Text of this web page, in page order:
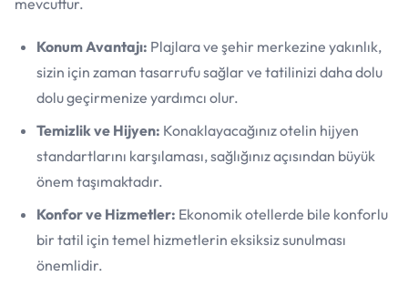
mevcuttur.
Konum Avantajı: Plajlara ve şehir merkezine yakınlık,
sizin için zaman tasarrufu sağlar ve tatilinizi daha dolu
dolu geçirmenize yardımcı olur.
Temizlik ve Hijyen: Konaklayacağınız otelin hijyen
standartlarını karşılaması, sağlığınız açısından büyük
önem taşımaktadır.
Konfor ve Hizmetler: Ekonomik otellerde bile konforlu
bir tatil için temel hizmetlerin eksiksiz sunulması
önemlidir.